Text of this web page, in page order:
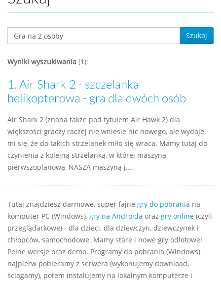
Szukaj
Wyniki wyszukiwania (1):
1. Air Shark 2 - szczelanka
helikopterowa - gra dla dwóch osób
Air Shark 2 (znana także pod tytułem Air Hawk 2) dla
większości graczy raczej nie wniesie nic nowego, ale wydaje
mi się, że do takich strzelanek miło się wraca. Mamy tutaj do
czynienia z kolejną strzelanką, w której maszyną
pierwszoplanową, NASZĄ maszyną j...
Tutaj znajdziesz darmowe, super fajne gry do pobrania na
komputer PC (Windows), gry na Androida oraz gry online (czyli
przeglądarkowe) - dla dzieci, dla dziewczyn, dziewczynek i
chłopców, samochodowe. Mamy stare i nowe gry odlotowe!
Pełne wersje oraz demo. Programy do pobrania (Windows)
najpierw pobieramy z serwera (wykonujemy download,
ściągamy), potem instalujemy na lokalnym komputerze i